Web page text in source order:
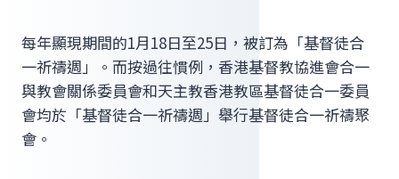
每年顯現期間的1月18日至25日，被訂為「基督徒合
一祈禱週」。而按過往慣例，香港基督教協進會合一
與教會關係委員會和天主教香港教區基督徒合一委員
會均於「基督徒合一祈禱週」舉行基督徒合一祈禱聚
會。